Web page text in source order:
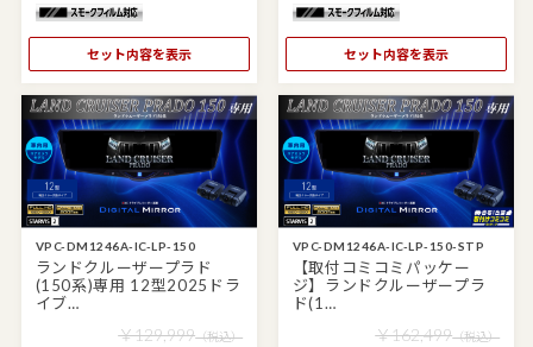
セット内容を表示 セット内容を表示
VPC-DM1246A-IC-LP-150
ランドクルーザープラド
(150系)専用 12型2025ドラ
イブ…
￥129,999（税込）
VPC-DM1246A-IC-LP-150-STP
【取付コミコミパッケー
ジ】ランドクルーザープラ
ド(1…
￥162,499（税込）